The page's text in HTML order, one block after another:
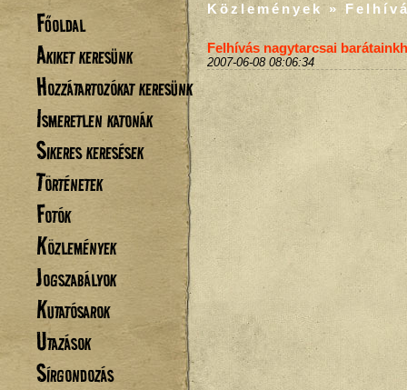
Főoldal
Akiket keresünk
Hozzátartozókat keresünk
Ismeretlen katonák
Sikeres keresések
Történetek
Fotók
Közlemények
Jogszabályok
Kutatósarok
Utazások
Sírgondozás
Közlemények »
Felhívás nagytarcsai
2007-06-08 08:06:34